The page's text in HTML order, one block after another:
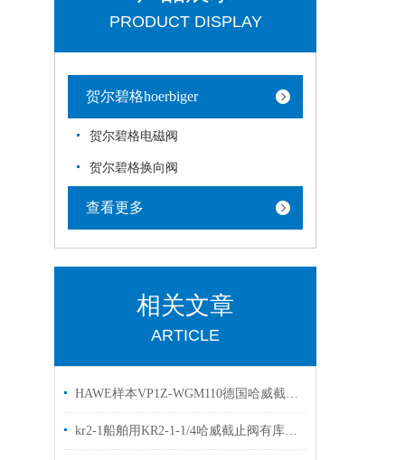
PRODUCT DISPLAY
贺尔碧格hoerbiger
贺尔碧格电磁阀
贺尔碧格换向阀
查看更多
相关文章
ARTICLE
HAWE样本VP1Z-WGM110德国哈威截止换向阀现货供应
kr2-1船舶用KR2-1-1/4哈威截止阀有库存欢迎选购